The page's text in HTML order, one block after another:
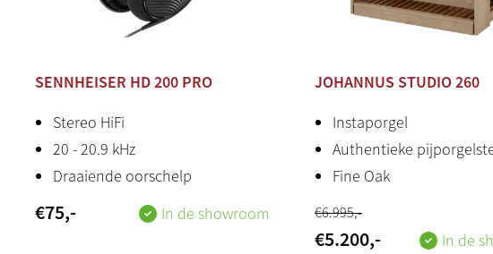
2.1 (3
herkomst
SENNHEISER HD 200 PRO
Stereo HiFi
20 - 20.9 kHz
Draaiende oorschelp
€75,- In de showroom
JOHANNUS STUDIO 260
Instaporgel
Authentieke
Fine Oak
€6.995,-
€5.200,- In de